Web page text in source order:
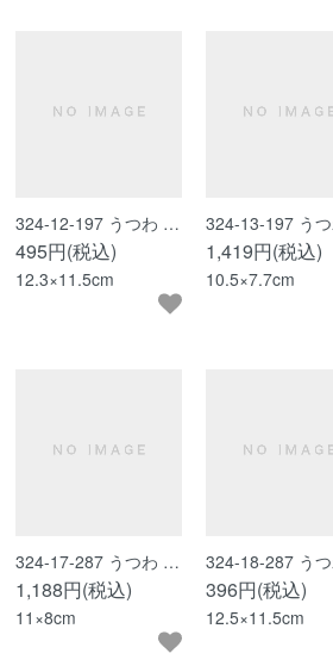
324-12-197 うつわ …
495円(税込)
12.3×11.5cm
324-13-197 う
1,419円(税込)
10.5×7.7cm
324-17-287 うつわ …
1,188円(税込)
11×8cm
324-18-287 う
396円(税込)
12.5×11.5cm